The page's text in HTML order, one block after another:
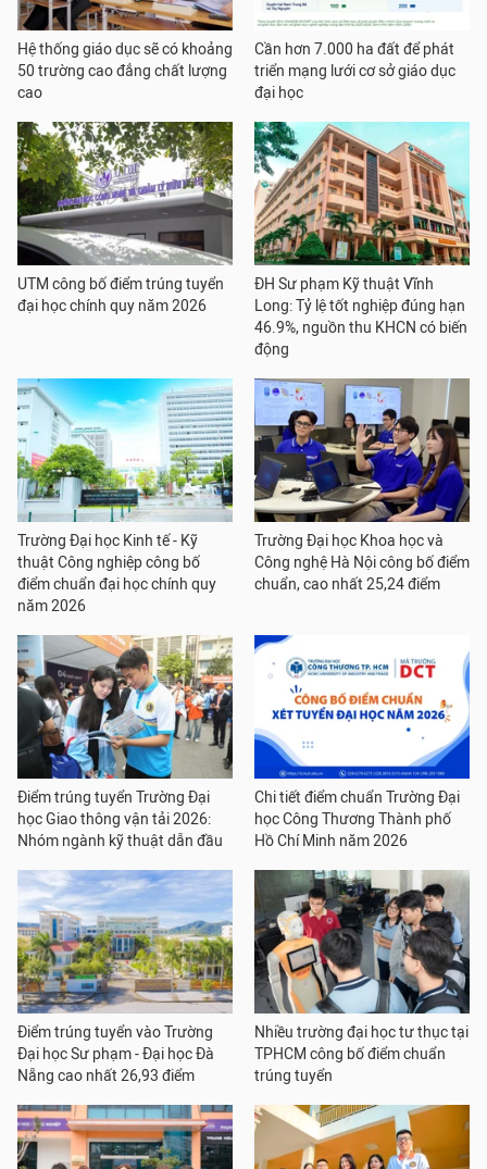
Hệ thống giáo dục sẽ có khoảng
50 trường cao đẳng chất lượng
cao
Cần hơn 7.000 ha đất để phát
triển mạng lưới cơ sở giáo dục
đại học
UTM công bố điểm trúng tuyển
đại học chính quy năm 2026
ĐH Sư phạm Kỹ thuật Vĩnh
Long: Tỷ lệ tốt nghiệp đúng hạn
46.9%, nguồn thu KHCN có biến
động
Trường Đại học Kinh tế - Kỹ
thuật Công nghiệp công bố
điểm chuẩn đại học chính quy
năm 2026
Trường Đại học Khoa học và
Công nghệ Hà Nội công bố điểm
chuẩn, cao nhất 25,24 điểm
Điểm trúng tuyển Trường Đại
học Giao thông vận tải 2026:
Nhóm ngành kỹ thuật dẫn đầu
Chi tiết điểm chuẩn Trường Đại
học Công Thương Thành phố
Hồ Chí Minh năm 2026
Điểm trúng tuyển vào Trường
Đại học Sư phạm - Đại học Đà
Nẵng cao nhất 26,93 điểm
Nhiều trường đại học tư thục tại
TPHCM công bố điểm chuẩn
trúng tuyển